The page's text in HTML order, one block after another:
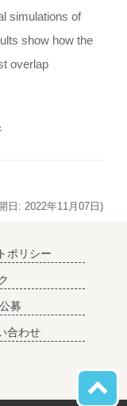
simulations of
show how the
overlap
日: 2022年11月07日)
ポリシー
募
合わせ